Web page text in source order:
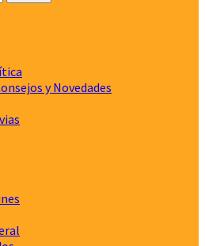
y Novedades